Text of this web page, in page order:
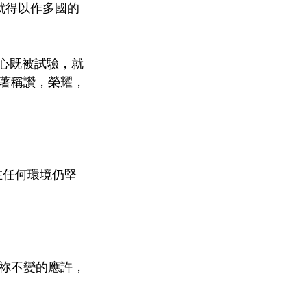
得以作多國的
既被試驗，就
稱讚，榮耀，
何環境仍堅
不變的應許，